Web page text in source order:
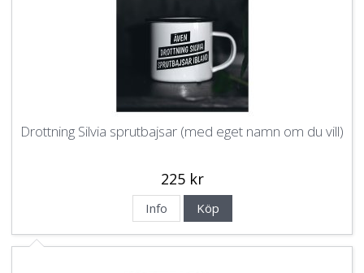
Drottning Silvia sprutbajsar (med eget namn om du vill)
225 kr
Info Köp